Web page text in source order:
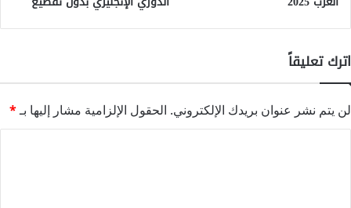
اترك تعليقاً
لن يتم نشر عنوان بريدك الإلكتروني. الحقول الإلزامية مشار إليها بـ*